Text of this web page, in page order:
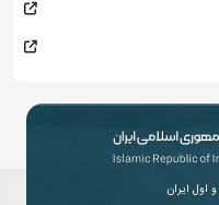
اول ایران